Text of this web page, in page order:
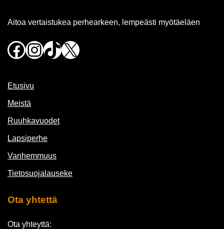
Aitoa vertaistukea perhearkeen, lempeästi myötäeläen
Facebook
Instagram
TikTok
X
Etusivu
Meistä
Ruuhkavuodet
Lapsiperhe
Vanhemmuus
Tietosuojalauseke
Ota yhtettä
Ota yhteyttä: